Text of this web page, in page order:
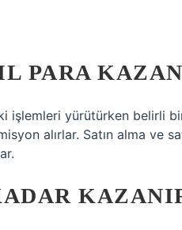
PARA
işlemleri yürütürken belirli
alırlar. Satın alma ve